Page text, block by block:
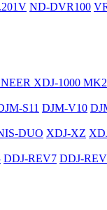
ND-DVR100
XDJ-1000 MK2
S11 DJM-V10
DUO XDJ-XZ
DDJ-REV7 DDJ-